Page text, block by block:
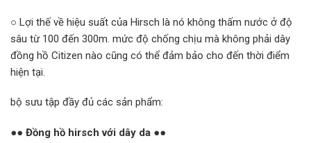
○ Lợi thế về hiệu suất của Hirsch là nó không thấm nước ở độ
sâu từ 100 đến 300m. mức độ chống chịu mà không phải dây
đồng hồ Citizen nào cũng có thể đảm bảo cho đến thời điểm
hiện tại.
bộ sưu tập đầy đủ các sản phẩm:
●● Đồng hồ hirsch với dây da ●●